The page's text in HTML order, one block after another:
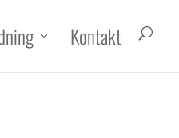
Kontakt